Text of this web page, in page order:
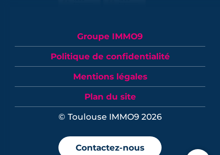
Groupe IMMO9
Politique de confidentialité
Mentions légales
Plan du site
© Toulouse IMMO9 2026
Contactez-nous